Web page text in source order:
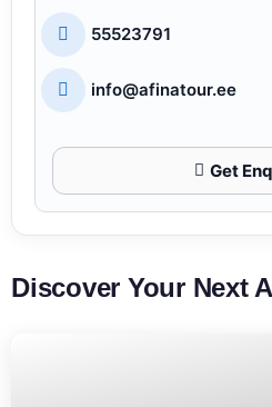
55523791
info@afinatour.ee
Get
Discover Your Next